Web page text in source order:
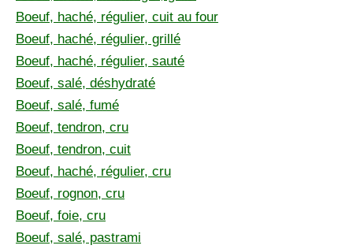
Boeuf, haché, régulier, cuit au four
Boeuf, haché, régulier, grillé
Boeuf, haché, régulier, sauté
Boeuf, salé, déshydraté
Boeuf, salé, fumé
Boeuf, tendron, cru
Boeuf, tendron, cuit
Boeuf, haché, régulier, cru
Boeuf, rognon, cru
Boeuf, foie, cru
Boeuf, salé, pastrami